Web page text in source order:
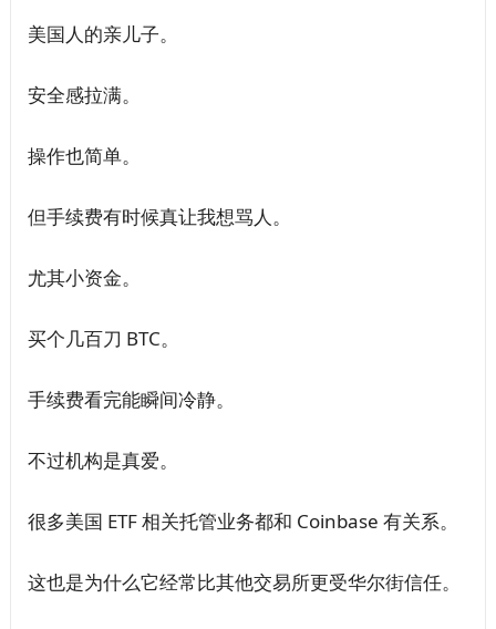
美国人的亲儿子。
安全感拉满。
操作也简单。
但手续费有时候真让我想骂人。
尤其小资金。
买个几百刀 BTC。
手续费看完能瞬间冷静。
不过机构是真爱。
很多美国 ETF 相关托管业务都和 Coinbase 有关系。
这也是为什么它经常比其他交易所更受华尔街信任。